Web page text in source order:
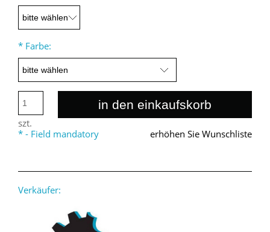
* Farbe:
szt.
in den einkaufskorb
erhöhen Sie Wunschliste
* - Field mandatory
Verkäufer: